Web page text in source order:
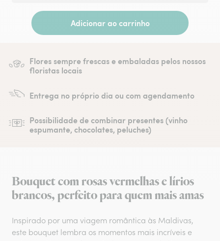
Adicionar ao carrinho
Flores sempre frescas e embaladas pelos nossos
floristas locais
Entrega no próprio dia ou com agendamento
Possibilidade de combinar presentes (vinho
espumante, chocolates, peluches)
Bouquet com rosas vermelhas e lírios
brancos, perfeito para quem mais amas
Inspirado por uma viagem romântica às Maldivas,
este bouquet lembra os momentos mais incríveis e